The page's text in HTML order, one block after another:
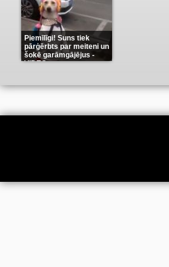
Piemīlīgi! Suns tiek
pārģērbts par meiteni un
šokē garāmgājējus -
VIDEO(8)